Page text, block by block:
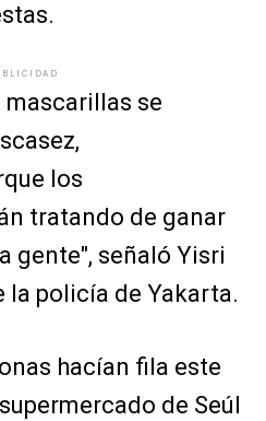
mascarillas se
los
tratando de ganar
gente", señaló Yisri
la policía de Yakarta.
hacían fila este
de Seúl